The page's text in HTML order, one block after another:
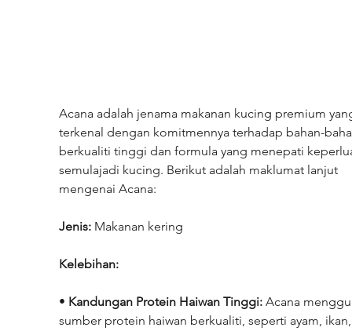
Acana adalah jenama makanan kucing premium
terkenal dengan komitmennya terhadap bahan-
berkualiti tinggi dan formula yang menepati
semulajadi kucing. Berikut adalah maklumat lanjut
mengenai Acana:
Jenis: Makanan kering
Kelebihan:
• Kandungan Protein Haiwan Tinggi: Acana
sumber protein haiwan berkualiti, seperti ayam,